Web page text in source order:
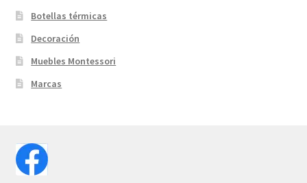
Botellas térmicas
Decoración
Muebles Montessori
Marcas